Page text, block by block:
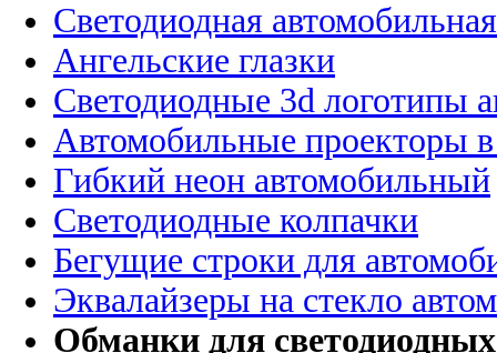
Светодиодная
Ангельские глазки
Светодиодные 3d логотипы
Автомобильные проекторы
Гибкий неон автомобильный
Светодиодные колпачки
Бегущие строки для
Эквалайзеры на стекло
Обманки для